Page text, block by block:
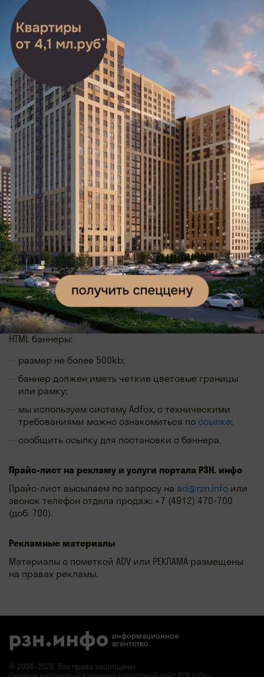
Пресс-релизы, репортажи, публикации на РЗН.
инфо — отличная возможность быстро
распространить информацию в престижном
и популярном СМИ. Все материалы дополнительно
публикуются в социальных сетях для увеличения
охвата аудитории;
Нативная реклама и спецпроекты — мы можем
сделать не стандартно оформленный материал
в видеспецпроекта.
Нестандартная реклама
Возможны ли нестандартные варианты размещения?
Возможны, конечно. Обращайтесь, обсудим форматы
и условия.
Технические требования к баннерам
GIF баннеры:
размер не более 250kb;
баннер должен иметь четкие цветовые границы
или рамку;
сообщить ссылку для постановки с баннера.
HTML баннеры:
размер не более 500kb;
баннер должен иметь четкие цветовые границы
или рамку;
мы используем систему Adfox, c техническими
требованиями можно ознакомиться по ссылке;
сообщить ссылку для постановки с баннера.
Прайс-лист на рекламу и услуги портала РЗН. инфо
Прайс-лист высылаем по запросу на ad@rzn.info или
звонок телефон отдела продаж: +7 (4912) 470-700
(доб. 700).
​Рекламные материалы
Материалы с пометкой ADV или РЕКЛАМА размещены
на правах рекламы.
информационное
агентство
© 2004–2026. Все права защищены.